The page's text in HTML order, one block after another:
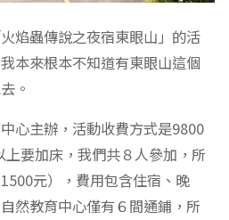
焰蟲傳說之夜宿東眼山」的活
本來根本不知道有東眼山這個
。
心主辦，活動收費方式是9800
要加床，我們共８人參加，所
元），費用包含住宿、晚
然教育中心僅有６間通鋪，所